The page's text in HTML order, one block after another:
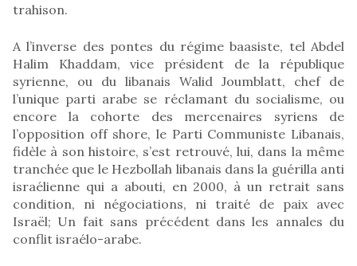
trahison.
A l’inverse des pontes du régime baasiste, tel Abdel
Halim Khaddam, vice président de la république
syrienne, ou du libanais Walid Joumblatt, chef de
l’unique parti arabe se réclamant du socialisme, ou
encore la cohorte des mercenaires syriens de
l’opposition off shore, le Parti Communiste Libanais,
fidèle à son histoire, s’est retrouvé, lui, dans la même
tranchée que le Hezbollah libanais dans la guérilla anti
israélienne qui a abouti, en 2000, à un retrait sans
condition, ni négociations, ni traité de paix avec
Israël; Un fait sans précédent dans les annales du
conflit israélo-arabe.